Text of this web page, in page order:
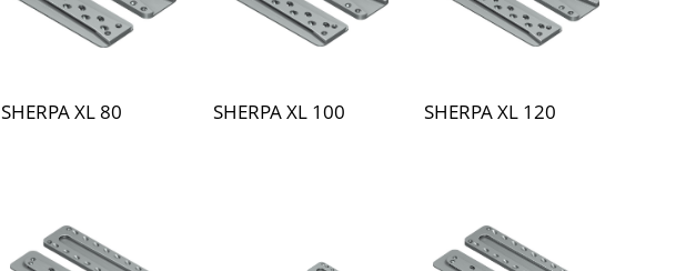
SHERPA XL 80 SHERPA XL 100 SHERPA XL 120